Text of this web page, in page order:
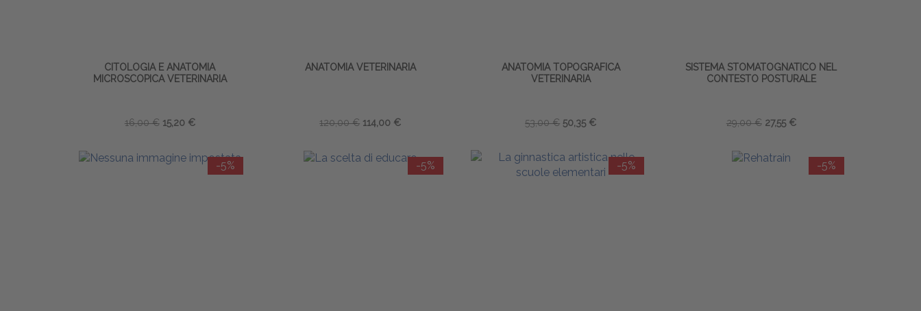
CITOLOGIA E ANATOMIA
MICROSCOPICA VETERINARIA
16,00 € 15,20 €
ANATOMIA VETERINARIA
120,00 € 114,00 €
ANATOMIA TOPOGRAFICA
VETERINARIA
53,00 € 50,35 €
SISTEMA STOMATOGNATICO NEL
CONTESTO POSTURALE
29,00 € 27,55 €
-5% -5% -5% -5%